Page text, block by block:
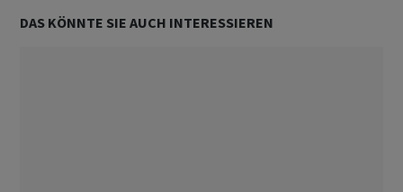
DAS KÖNNTE SIE AUCH INTERESSIEREN